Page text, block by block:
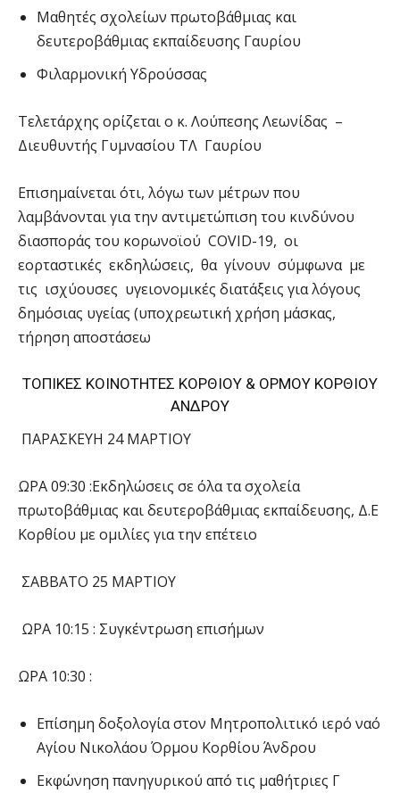
Μαθητές σχολείων πρωτοβάθμιας και
δευτεροβάθμιας εκπαίδευσης Γαυρίου
Φιλαρμονική Υδρούσσας
Τελετάρχης ορίζεται ο κ. Λούπεσης Λεωνίδας –
Διευθυντής Γυμνασίου ΤΛ Γαυρίου
Επισημαίνεται ότι, λόγω των μέτρων που
λαμβάνονται για την αντιμετώπιση του κινδύνου
διασποράς του κορωνοϊού COVID-19, οι
εορταστικές εκδηλώσεις, θα γίνουν σύμφωνα με
τις ισχύουσες υγειονομικές διατάξεις για λόγους
δημόσιας υγείας (υποχρεωτική χρήση μάσκας,
τήρηση αποστάσεω
ΤΟΠΙΚΕΣ ΚΟΙΝΟΤΗΤΕΣ ΚΟΡΘΙΟΥ & ΟΡΜΟΥ ΚΟΡΘΙΟΥ
ΑΝΔΡΟΥ
ΠΑΡΑΣΚΕΥΗ 24 ΜΑΡΤΙΟΥ
ΩΡΑ 09:30 :Εκδηλώσεις σε όλα τα σχολεία
πρωτοβάθμιας και δευτεροβάθμιας εκπαίδευσης, Δ.Ε
Κορθίου με ομιλίες για την επέτειο
ΣΑΒΒΑΤΟ 25 ΜΑΡΤΙΟΥ
ΩΡΑ 10:15 : Συγκέντρωση επισήμων
ΩΡΑ 10:30 :
Επίσημη δοξολογία στον Μητροπολιτικό ιερό ναό
Αγίου Νικολάου Όρμου Κορθίου Άνδρου
Εκφώνηση πανηγυρικού από τις μαθήτριες Γ